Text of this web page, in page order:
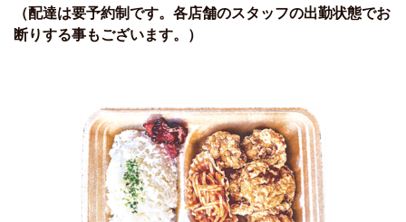
（配達は要予約制です。各店舗のスタッフの出勤状態でお
断りする事もございます。）